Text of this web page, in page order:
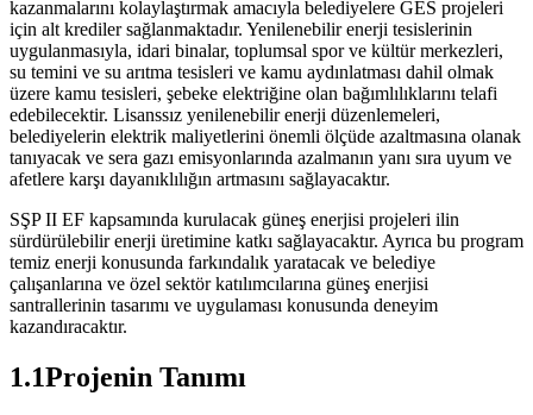
kazanmalarını kolaylaştırmak amacıyla belediyelere GES projeleri
için alt krediler sağlanmaktadır. Yenilenebilir enerji tesislerinin
uygulanmasıyla, idari binalar, toplumsal spor ve kültür merkezleri,
su temini ve su arıtma tesisleri ve kamu aydınlatması dahil olmak
üzere kamu tesisleri, şebeke elektriğine olan bağımlılıklarını telafi
edebilecektir. Lisanssız yenilenebilir enerji düzenlemeleri,
belediyelerin elektrik maliyetlerini önemli ölçüde azaltmasına olanak
tanıyacak ve sera gazı emisyonlarında azalmanın yanı sıra uyum ve
afetlere karşı dayanıklılığın artmasını sağlayacaktır.
SŞP II EF kapsamında kurulacak güneş enerjisi projeleri ilin
sürdürülebilir enerji üretimine katkı sağlayacaktır. Ayrıca bu program
temiz enerji konusunda farkındalık yaratacak ve belediye
çalışanlarına ve özel sektör katılımcılarına güneş enerjisi
santrallerinin tasarımı ve uygulaması konusunda deneyim
kazandıracaktır.
1.1Projenin Tanımı